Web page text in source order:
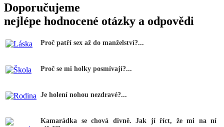
Doporučujeme
nejlépe hodnocené otázky a odpovědi
Proč patří sex až do manželství?...
Proč se mi holky posmívají?...
Je holení nohou nezdravé?...
Kamarádka se chová divně. Jak jí říct, že mi na ní